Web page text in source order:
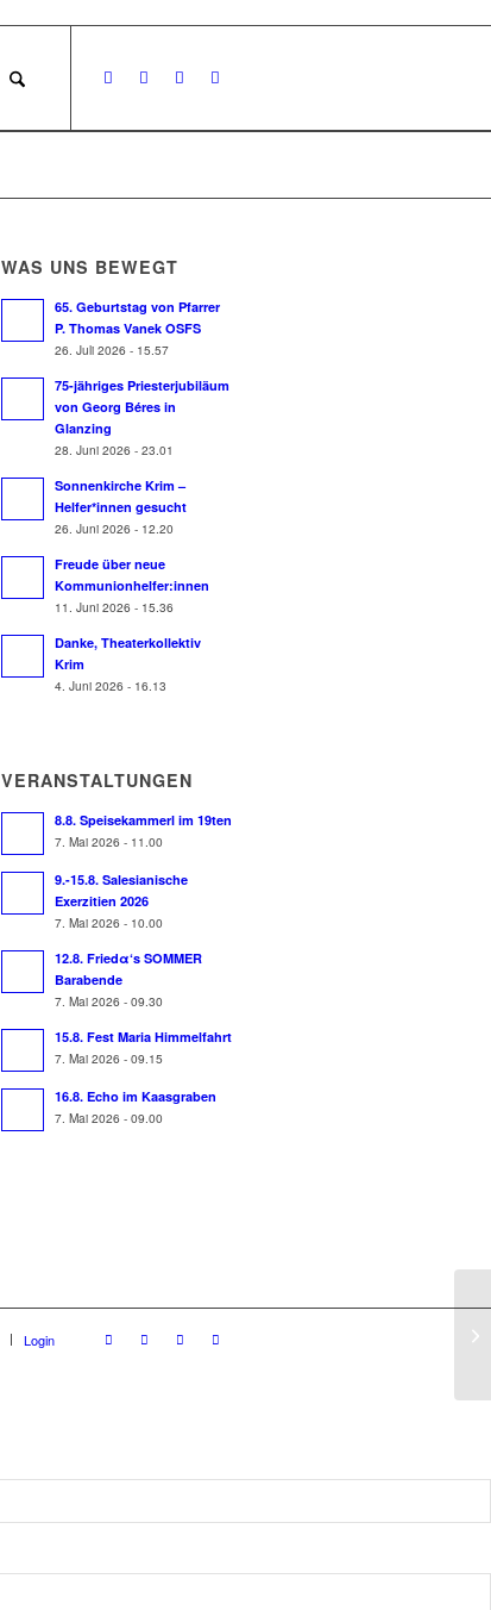
WAS UNS BEWEGT
65. Geburtstag von Pfarrer
P. Thomas Vanek OSFS
26. Juli 2026 - 15.57
75-jähriges Priesterjubiläum
von Georg Béres in
Glanzing
28. Juni 2026 - 23.01
Sonnenkirche Krim –
Helfer*innen gesucht
26. Juni 2026 - 12.20
Freude über neue
Kommunionhelfer:innen
11. Juni 2026 - 15.36
Danke, Theaterkollektiv
Krim
4. Juni 2026 - 16.13
VERANSTALTUNGEN
8.8. Speisekammerl im 19ten
7. Mai 2026 - 11.00
9.-15.8. Salesianische
Exerzitien 2026
7. Mai 2026 - 10.00
12.8. Friedα‘s SOMMER
Barabende
7. Mai 2026 - 09.30
15.8. Fest Maria Himmelfahrt
7. Mai 2026 - 09.15
16.8. Echo im Kaasgraben
7. Mai 2026 - 09.00
Login